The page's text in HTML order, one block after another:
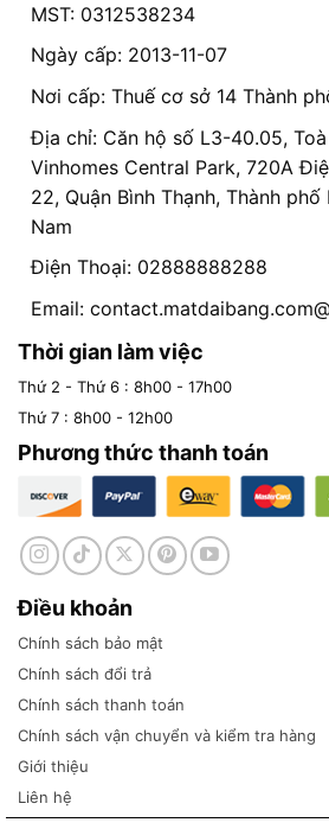
MST: 0312538234
Ngày cấp: 2013-11-07
Nơi cấp: Thuế cơ sở 14 Thành
Địa chỉ: Căn hộ số L3-40.05,
Vinhomes Central Park, 720A
22, Quận Bình Thạnh, Thành
Nam
Điện Thoại: 02888888288
Email:
Thời gian làm việc
Thứ 2 - Thứ 6 : 8h00 - 17h00
Thứ 7 : 8h00 - 12h00
Phương thức thanh toán
Điều khoản
Chính sách bảo mật
Chính sách đổi trả
Chính sách thanh toán
Chính sách vận chuyển và kiểm tra hàng
Giới thiệu
Liên hệ